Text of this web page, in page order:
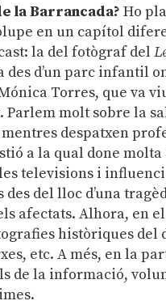
la Barrancada?Ho
en un capítol
la del fotògraf del
des d’un parc infantil
Torres, que va
molt sobre la
despatxen
a la qual done
televisions i
del lloc d’una
afectats. Alhora, en
històriques
etc. A més, en la
de la informació,